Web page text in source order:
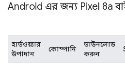
Android এর জন্য Pixel 8a
হার্ডওয়্যার
উপাদান
কোম্পানি
ডাউনলোড
করুন